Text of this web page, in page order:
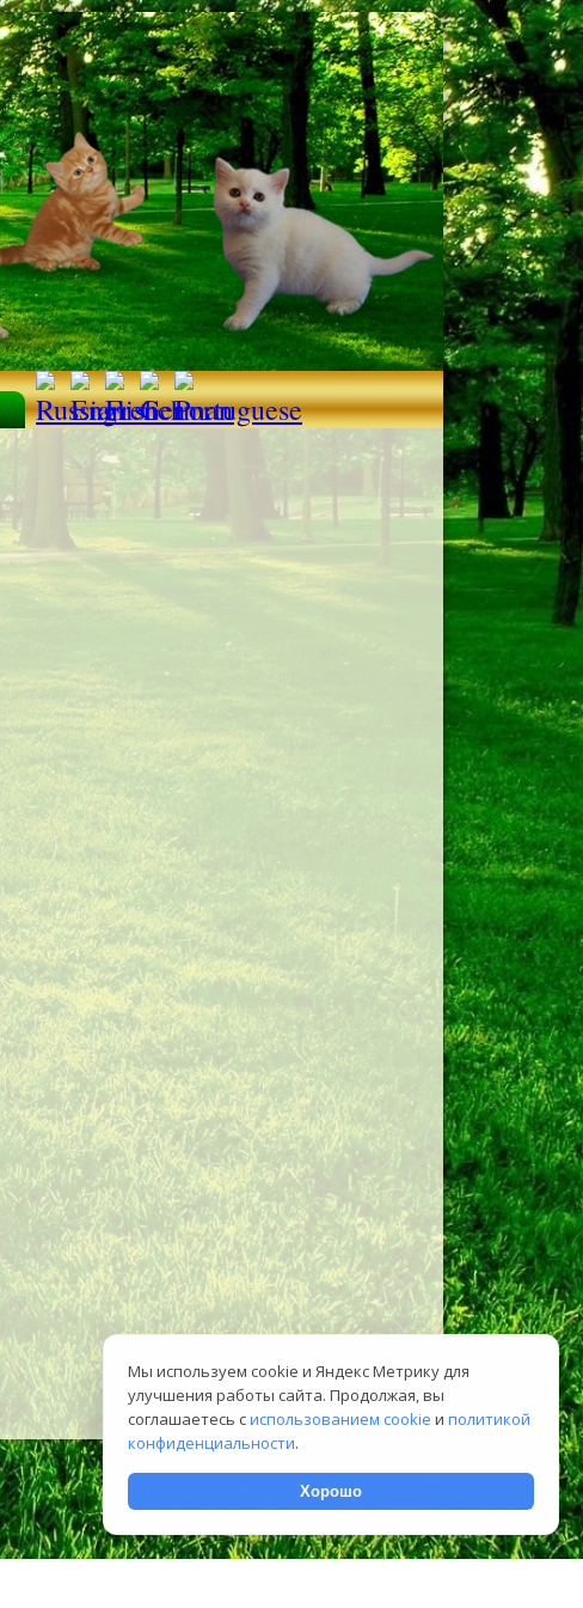
Мы используем cookie и Яндекс Метрику для
улучшения работы сайта. Продолжая, вы
соглашаетесь сиспользованием cookie и политикой
конфиденциальности.
Хорошо